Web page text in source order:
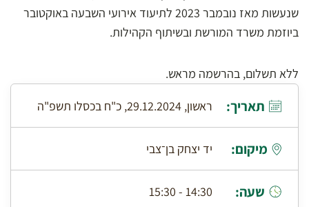
שנעשות מאז נובמבר 2023 לתיעוד אירועי השבעה באוקטובר
ביוזמת משרד המורשת ובשיתוף הקהילות.
ללא תשלום, בהרשמה מראש.
תאריך: ראשון, 29.12.2024, כ"ח בכסלו תשפ"ה
מיקום: יד יצחק בן־צבי
שעה: 14:30 - 15:30